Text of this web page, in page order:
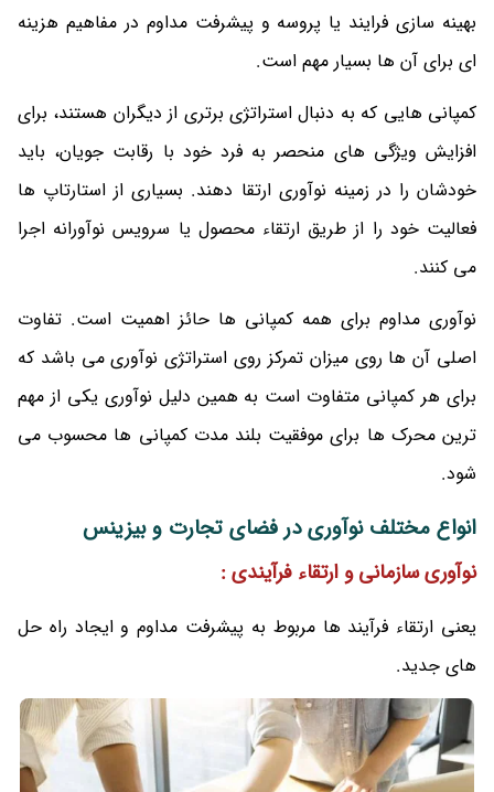
بهینه سازی فرایند یا پروسه و پیشرفت مداوم در مفاهیم هزینه
ای برای آن ها بسیار مهم است.
کمپانی هایی که به دنبال استراتژی برتری از دیگران هستند، برای
افزایش ویژگی های منحصر به فرد خود با رقابت جویان، باید
خودشان را در زمینه نوآوری ارتقا دهند. بسیاری از استارتاپ ها
فعالیت خود را از طریق ارتقاء محصول یا سرویس نوآورانه اجرا
می کنند.
نوآوری مداوم برای همه کمپانی ها حائز اهمیت است. تفاوت
اصلی آن ها روی میزان تمرکز روی استراتژی نوآوری می باشد که
برای هر کمپانی متفاوت است به همین دلیل نوآوری یکی از مهم
ترین محرک ها برای موفقیت بلند مدت کمپانی ها محسوب می
شود.
انواع مختلف نوآوری در فضای تجارت و بیزینس
نوآوری سازمانی و ارتقاء فرآیندی :
یعنی ارتقاء فرآیند ها مربوط به پیشرفت مداوم و ایجاد راه حل
های جدید.